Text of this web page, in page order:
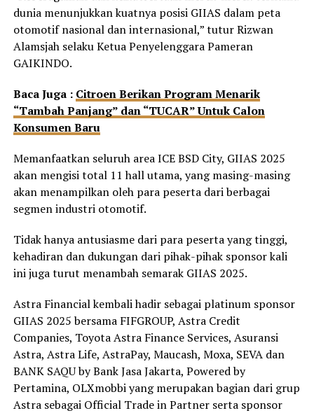
dunia menunjukkan kuatnya posisi GIIAS dalam peta
otomotif nasional dan internasional,” tutur Rizwan
Alamsjah selaku Ketua Penyelenggara Pameran
GAIKINDO.
Baca Juga : Citroen Berikan Program Menarik
“Tambah Panjang” dan “TUCAR” Untuk Calon
Konsumen Baru
Memanfaatkan seluruh area ICE BSD City, GIIAS 2025
akan mengisi total 11 hall utama, yang masing-masing
akan menampilkan oleh para peserta dari berbagai
segmen industri otomotif.
Tidak hanya antusiasme dari para peserta yang tinggi,
kehadiran dan dukungan dari pihak-pihak sponsor kali
ini juga turut menambah semarak GIIAS 2025.
Astra Financial kembali hadir sebagai platinum sponsor
GIIAS 2025 bersama FIFGROUP, Astra Credit
Companies, Toyota Astra Finance Services, Asuransi
Astra, Astra Life, AstraPay, Maucash, Moxa, SEVA dan
BANK SAQU by Bank Jasa Jakarta, Powered by
Pertamina, OLXmobbi yang merupakan bagian dari grup
Astra sebagai Official Trade in Partner serta sponsor